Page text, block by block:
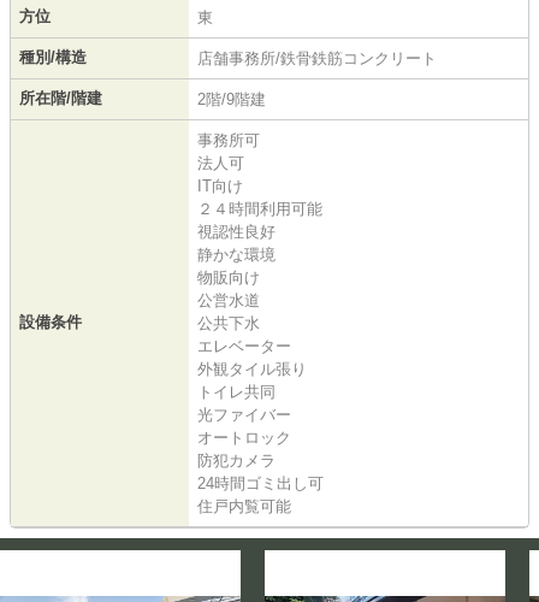
方位 東
種別/構造 店舗事務所/鉄骨鉄筋コンクリート
所在階/階建 2階/9階建
設備条件
事務所可
法人可
IT向け
２４時間利用可能
視認性良好
静かな環境
物販向け
公営水道
公共下水
エレベーター
外観タイル張り
トイレ共同
光ファイバー
オートロック
防犯カメラ
24時間ゴミ出し可
住戸内覧可能